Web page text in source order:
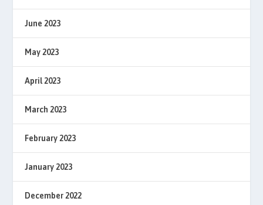
June 2023
May 2023
April 2023
March 2023
February 2023
January 2023
December 2022